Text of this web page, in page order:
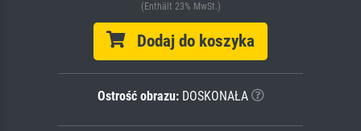
(Enthält 23% MwSt.)
Dodaj do koszyka
Ostrość obrazu:DOSKONAŁA